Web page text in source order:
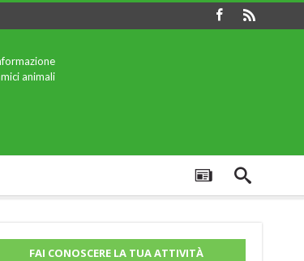
animali
FAI CONOSCERE LA TUA ATTIVITÀ